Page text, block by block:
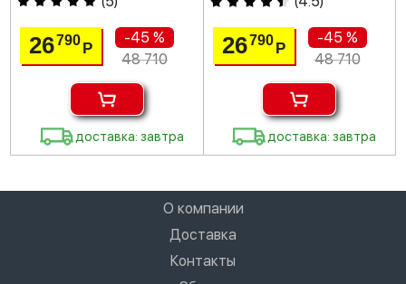
26790Р
-45 %
48 710
доставка: завтра
26790 Р
-45 %
48 710
доставка: завтра
О компании
Доставка
Контакты